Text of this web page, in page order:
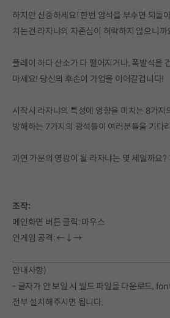
하지만 신중하세요! 한번 암석을 부수면 되돌
치는건 라자냐의 자존심이 허락하지 않으니까
플레이 하다 산소가 다 떨어지거나, 폭발석을
마세요! 당신의 후손이 가업을 이어갈겁니다!
시작시 라자냐의 특성에 영향을 미치는 8가지
방해하는 7가지의 광석들이 여러분들을 기다
과연 가문의 영광이 될 라자냐는 몇 세일까요?
조작:
메인화면 버튼 클릭: 마우스
인게임 공격: ←↓→
안내사항)
- 글자가 안 보일 시 빌드 파일을 다운로드,
전부 설치해주시면 됩니다.